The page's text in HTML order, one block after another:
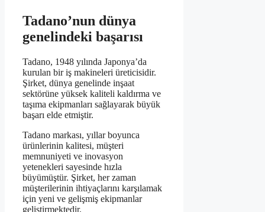
Tadano’nun dünya
genelindeki başarısı
Tadano, 1948 yılında Japonya’da
kurulan bir iş makineleri üreticisidir.
Şirket, dünya genelinde inşaat
sektörüne yüksek kaliteli kaldırma ve
taşıma ekipmanları sağlayarak büyük
başarı elde etmiştir.
Tadano markası, yıllar boyunca
ürünlerinin kalitesi, müşteri
memnuniyeti ve inovasyon
yetenekleri sayesinde hızla
büyümüştür. Şirket, her zaman
müşterilerinin ihtiyaçlarını karşılamak
için yeni ve gelişmiş ekipmanlar
geliştirmektedir.